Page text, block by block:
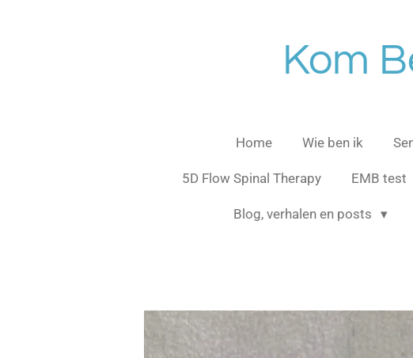
Kom
Home Wie ben ik
5D Flow Spinal Therapy EMB test
Blog, verhalen en posts